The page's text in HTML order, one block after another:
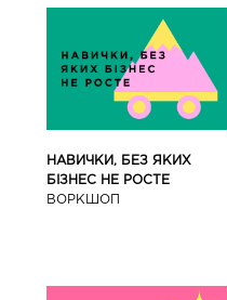
НАВИЧКИ, БЕЗ ЯКИХ
БІЗНЕС НЕ РОСТЕ
ВОРКШОП